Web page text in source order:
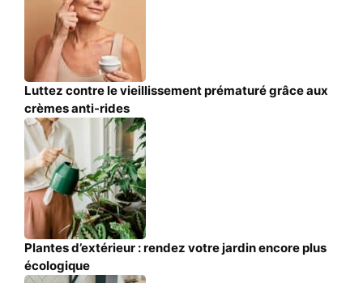
Luttez contre le vieillissement prématuré grâce aux
crèmes anti-rides
Plantes d’extérieur : rendez votre jardin encore plus
écologique